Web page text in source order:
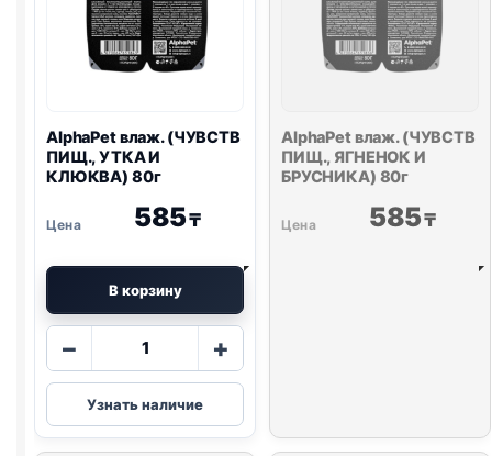
AlphaPet влаж. (ЧУВСТВ
ПИЩ., УТКА И
КЛЮКВА) 80г
585₸
В корзину
−
Количество
AlphaPet
влаж.
(ЧУВСТВ
+
Узнать наличие
AlphaPet влаж. (ЧУВСТВ
ПИЩ., ЯГНЕНОК И
БРУСНИКА) 80г
585₸